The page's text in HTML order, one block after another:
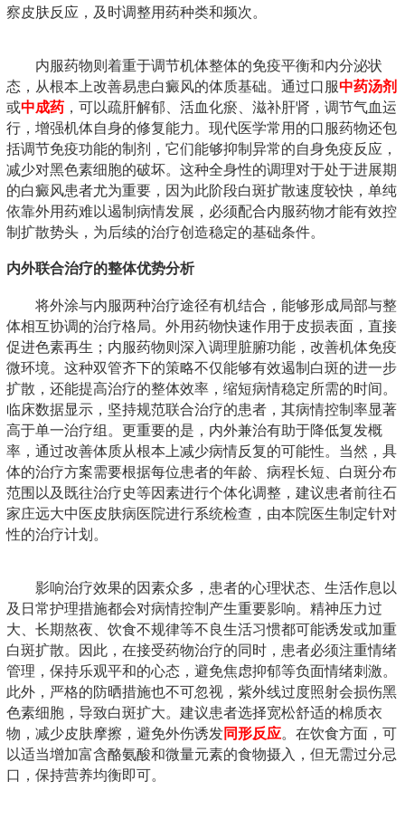
察皮肤反应，及时调整用药种类和频次。
内服药物则着重于调节机体整体的免疫平衡和内分泌状
态，从根本上改善易患白癜风的体质基础。通过口服中药汤剂
或中成药 ，可以疏肝解郁、活血化瘀、滋补肝肾，调节气血运
行，增强机体自身的修复能力。现代医学常用的口服药物还包
括调节免疫功能的制剂，它们能够抑制异常的自身免疫反应，
减少对黑色素细胞的破坏。这种全身性的调理对于处于进展期
的白癜风患者尤为重要，因为此阶段白斑扩散速度较快，单纯
依靠外用药难以遏制病情发展，必须配合内服药物才能有效控
制扩散势头，为后续的治疗创造稳定的基础条件。
内外联合治疗的整体优势分析
将外涂与内服两种治疗途径有机结合，能够形成局部与整
体相互协调的治疗格局。外用药物快速作用于皮损表面，直接
促进色素再生；内服药物则深入调理脏腑功能，改善机体免疫
微环境。这种双管齐下的策略不仅能够有效遏制白斑的进一步
扩散，还能提高治疗的整体效率，缩短病情稳定所需的时间。
临床数据显示，坚持规范联合治疗的患者，其病情控制率显著
高于单一治疗组。更重要的是，内外兼治有助于降低复发概
率，通过改善体质从根本上减少病情反复的可能性。当然，具
体的治疗方案需要根据每位患者的年龄、病程长短、白斑分布
范围以及既往治疗史等因素进行个体化调整，建议患者前往石
家庄远大中医皮肤病医院进行系统检查，由本院医生制定针对
性的治疗计划。
影响治疗效果的因素众多，患者的心理状态、生活作息以
及日常护理措施都会对病情控制产生重要影响。精神压力过
大、长期熬夜、饮食不规律等不良生活习惯都可能诱发或加重
白斑扩散。因此，在接受药物治疗的同时，患者必须注重情绪
管理，保持乐观平和的心态，避免焦虑抑郁等负面情绪刺激。
此外，严格的防晒措施也不可忽视，紫外线过度照射会损伤黑
色素细胞，导致白斑扩大。建议患者选择宽松舒适的棉质衣
物，减少皮肤摩擦，避免外伤诱发同形反应。在饮食方面，可
以适当增加富含酪氨酸和微量元素的食物摄入，但无需过分忌
口，保持营养均衡即可。